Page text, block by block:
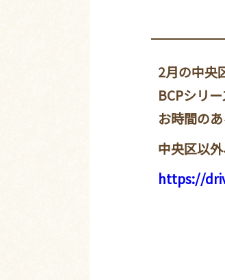
2月の中央
BCPシリ
お時間の
中央区以
https://